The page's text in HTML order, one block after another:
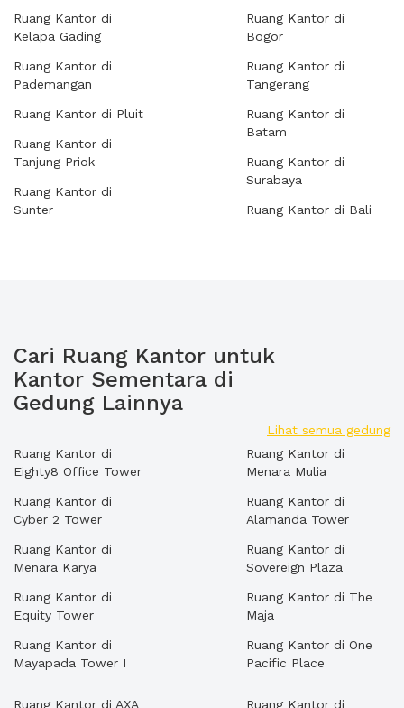
Ruang Kantor di
Kelapa Gading
Ruang Kantor di
Pademangan
Ruang Kantor di Pluit
Ruang Kantor di
Tanjung Priok
Ruang Kantor di
Sunter
Ruang Kantor di
Bogor
Ruang Kantor di
Tangerang
Ruang Kantor di
Batam
Ruang Kantor di
Surabaya
Ruang Kantor di Bali
Cari Ruang Kantor untuk
Kantor Sementara di
Gedung Lainnya
Lihat semua gedung
Ruang Kantor di
Eighty8 Office Tower
Ruang Kantor di
Cyber 2 Tower
Ruang Kantor di
Menara Karya
Ruang Kantor di
Equity Tower
Ruang Kantor di
Mayapada Tower I
Ruang Kantor di
Menara Mulia
Ruang Kantor di
Alamanda Tower
Ruang Kantor di
Sovereign Plaza
Ruang Kantor di The
Maja
Ruang Kantor di One
Pacific Place
Ruang Kantor di AXA Ruang Kantor di